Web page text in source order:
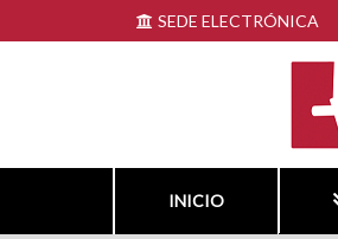
al
SEDE ELECTRÓNICA
INICIO